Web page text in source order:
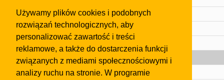
Używamy plików cookies i podobnych
rozwiązań technologicznych, aby
personalizować zawartość i treści
reklamowe, a także do dostarczenia funkcji
związanych z mediami społecznościowymi i
analizy ruchu na stronie. W programie
Kontakt
Regulamin
Gazeta
Olkusz